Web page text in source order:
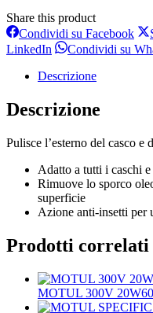
Share this product
Condividi su Facebook
su
LinkedIn Condividi
LinkedIn
Condividi su
Descrizione
Descrizione
Pulisce l’esterno del casco e
Adatto a tutti i caschi
Rimuove lo sporco
superficie
Azione anti-insetti per
Prodotti correlati
MOTUL 300V